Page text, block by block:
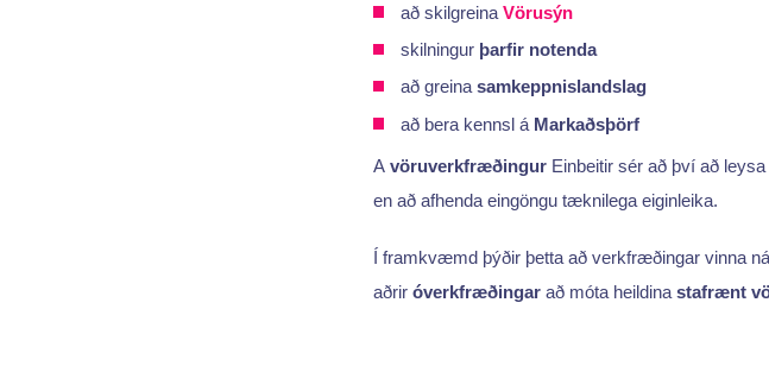
að skilgreina Vörusýn
skilningur þarfir notenda
að greinasamkeppnislandslag
að bera kennsl á Markaðsþörf
A vöruverkfræðingurEinbeitir sér að því að
en að afhenda eingöngu tæknilega eiginleika.
Í framkvæmd þýðir þetta að verkfræðingar vinna
aðrir óverkfræðingarað móta heildina stafrænt